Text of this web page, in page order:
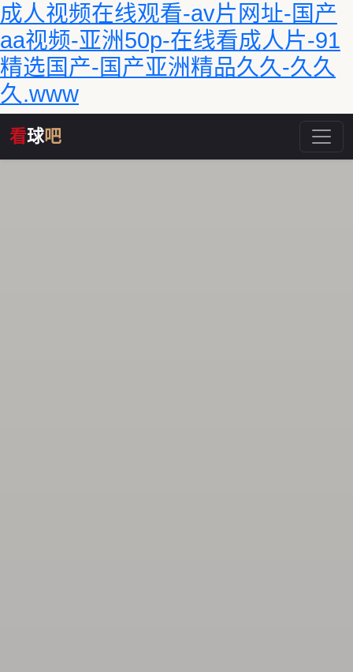
成人视频在线观看-av片网址-国产
aa视频-亚洲50p-在线看成人片-91
精选国产-国产亚洲精品久久-久久
久.www
看球吧